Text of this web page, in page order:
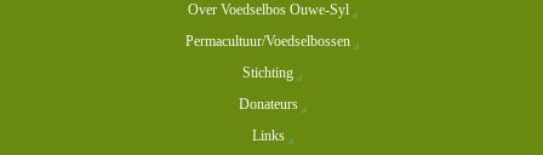
Over Voedselbos Ouwe-Syl
Permacultuur/Voedselbossen
Stichting
Donateurs
Links